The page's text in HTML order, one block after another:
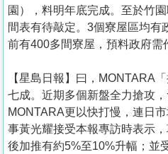
園），料明年底完成。至於竹
間表有待敲定。3個寮屋區均有
前有400多間寮屋，預料政府需
【星島日報】曰，MONTARA
七成。近期多個新盤全力搶攻
MONTARA更以快打慢，連日
事黃光耀接受本報專訪時表示
後加推有約5%至10%升幅；並